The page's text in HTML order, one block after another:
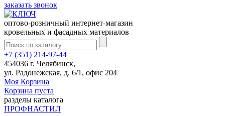
заказать звонок
оптово-розничный интернет-магазин
кровельных и фасадных материалов
+7 (351) 214-97-44
454036 г. Челябинск,
ул. Радонежская, д. 6/1, офис 204
Моя Корзина
Корзина пуста
разделы каталога
ПРОФНАСТИЛ